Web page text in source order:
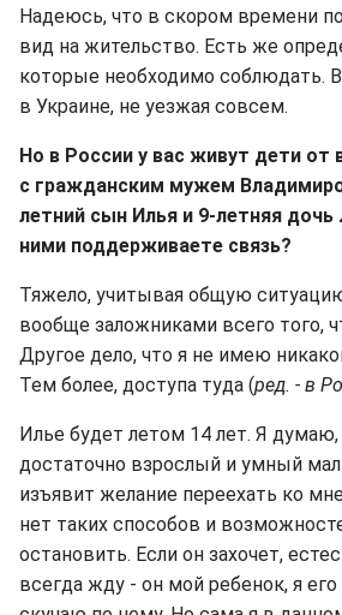
Надеюсь, что в скором времени
вид на жительство. Есть же
которые необходимо соблюдать.
в Украине, не уезжая совсем.
Но в России у вас живут дети
с гражданским мужем
летний сын Илья и 9-летняя
ними поддерживаете связь?
Тяжело, учитывая общую
вообще заложниками всего того,
Другое дело, что я не имею
Тем более, доступа туда (ред. - в
Илье будет летом 14 лет. Я
достаточно взрослый и умный
изъявит желание переехать ко
нет таких способов и
остановить. Если он захочет,
всегда жду - он мой ребенок, я